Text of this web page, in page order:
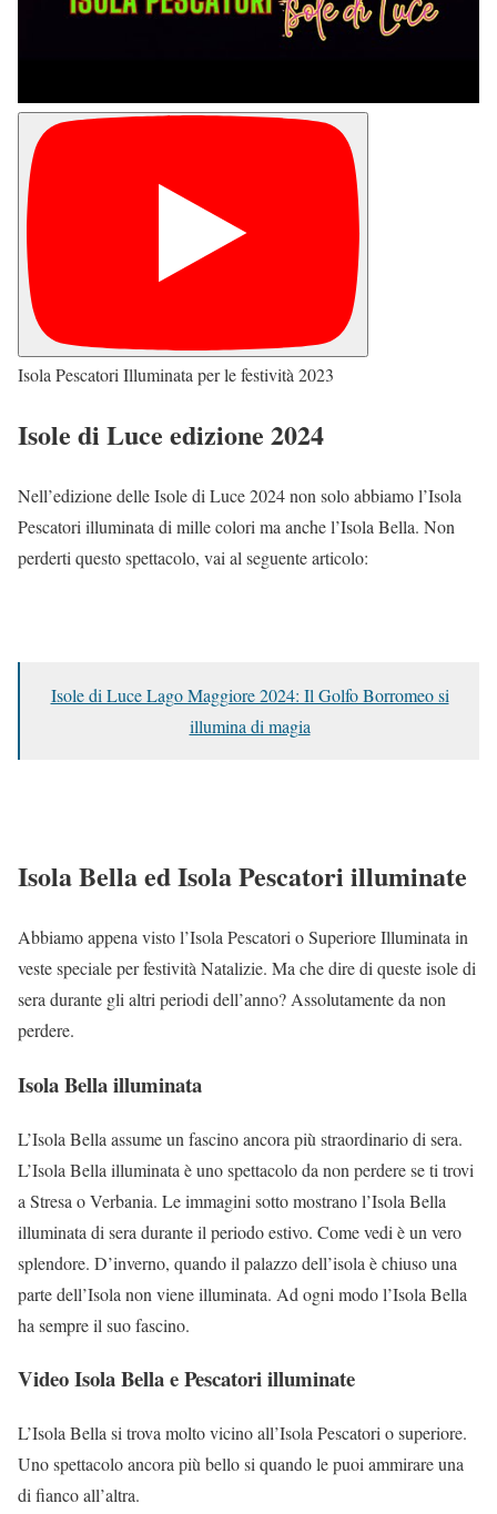
Isola Pescatori Illuminata per le festività 2023
Isole di Luce edizione 2024
Nell’edizione delle Isole di Luce 2024 non solo abbiamo l’Isola
Pescatori illuminata di mille colori ma anche l’Isola Bella. Non
perderti questo spettacolo, vai al seguente articolo:
Isole di Luce Lago Maggiore 2024: Il Golfo Borromeo si
illumina di magia
Isola Bella ed Isola Pescatori illuminate
Abbiamo appena visto l’Isola Pescatori o Superiore Illuminata in
veste speciale per festività Natalizie. Ma che dire di queste isole di
sera durante gli altri periodi dell’anno? Assolutamente da non
perdere.
Isola Bella illuminata
L’Isola Bella assume un fascino ancora più straordinario di sera.
L’Isola Bella illuminata è uno spettacolo da non perdere se ti trovi
a Stresa o Verbania. Le immagini sotto mostrano l’Isola Bella
illuminata di sera durante il periodo estivo. Come vedi è un vero
splendore. D’inverno, quando il palazzo dell’isola è chiuso una
parte dell’Isola non viene illuminata. Ad ogni modo l’Isola Bella
ha sempre il suo fascino.
Video Isola Bella e Pescatori illuminate
L’Isola Bella si trova molto vicino all’Isola Pescatori o superiore.
Uno spettacolo ancora più bello si quando le puoi ammirare una
di fianco all’altra.